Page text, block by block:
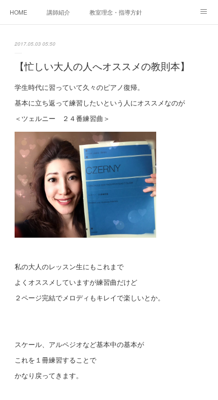
HOME 講師紹介 教室理念・指導方針
ご相談・体験レッスンお申し込み
アクセス 演奏スケジュール
2017.05.03 05:50
【忙しい大人の人へオススメの教則本】
学生時代に習っていて久々のピアノ復帰。
基本に立ち返って練習したいという人にオススメなのが
＜ツェルニー ２４番練習曲＞
私の大人のレッスン生にもこれまで
よくオススメしていますが練習曲だけど
２ページ完結でメロディもキレイで楽しいとか。
スケール、アルペジオなど基本中の基本が
これを１冊練習することで
かなり戻ってきます。